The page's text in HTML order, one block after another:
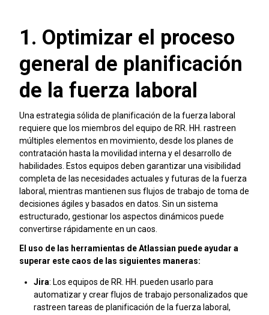
1. Optimizar el proceso
general de planificación
de la fuerza laboral
Una estrategia sólida de planificación de la fuerza laboral
requiere que los miembros del equipo de RR. HH. rastreen
múltiples elementos en movimiento, desde los planes de
contratación hasta la movilidad interna y el desarrollo de
habilidades. Estos equipos deben garantizar una visibilidad
completa de las necesidades actuales y futuras de la fuerza
laboral, mientras mantienen sus flujos de trabajo de toma de
decisiones ágiles y basados en datos. Sin un sistema
estructurado, gestionar los aspectos dinámicos puede
convertirse rápidamente en un caos.
El uso de las herramientas de Atlassian puede ayudar a
superar este caos de las siguientes maneras:
Jira: Los equipos de RR. HH. pueden usarlo para
automatizar y crear flujos de trabajo personalizados que
rastreen tareas de planificación de la fuerza laboral,